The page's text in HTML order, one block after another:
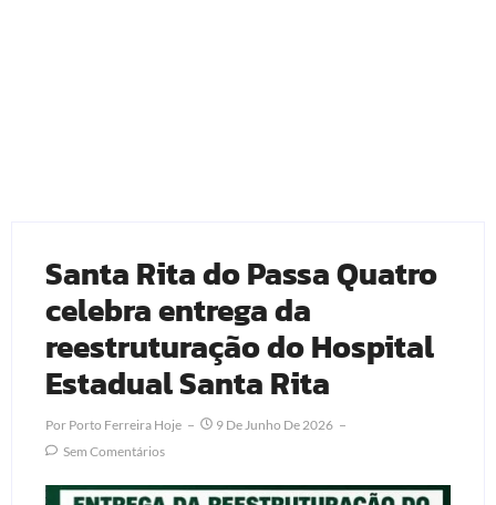
Santa Rita do Passa Quatro
celebra entrega da
reestruturação do Hospital
Estadual Santa Rita
Por Porto Ferreira Hoje
9 De Junho De 2026
Sem Comentários